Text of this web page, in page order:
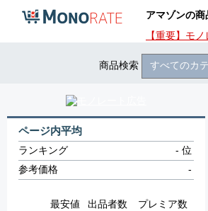
アマゾンの
【重要】モ
商品検索
ページ内平均
ランキング -位
参考価格
-
最安値 出品者数
プレミア数